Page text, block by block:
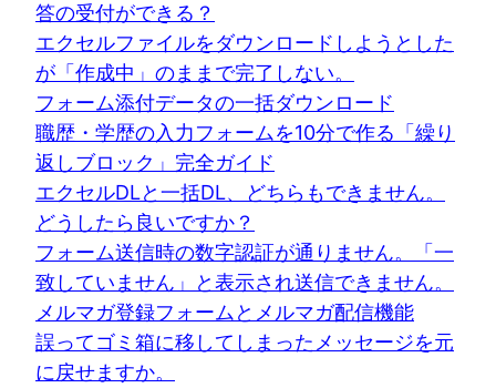
答の受付ができる？
エクセルファイルをダウンロードしようとした
が「作成中」のままで完了しない。
フォーム添付データの一括ダウンロード
職歴・学歴の入力フォームを10分で作る「繰り
返しブロック」完全ガイド
エクセルDLと一括DL、どちらもできません。
どうしたら良いですか？
フォーム送信時の数字認証が通りません。「一
致していません」と表示され送信できません。
メルマガ登録フォームとメルマガ配信機能
誤ってゴミ箱に移してしまったメッセージを元
に戻せますか。